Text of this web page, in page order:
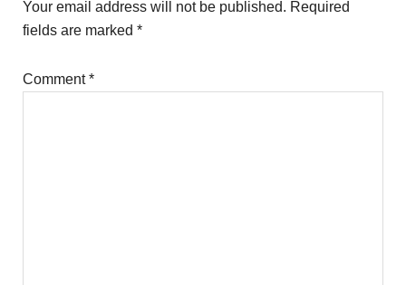
Your email address will not be published. Required
fields are marked*
Comment*